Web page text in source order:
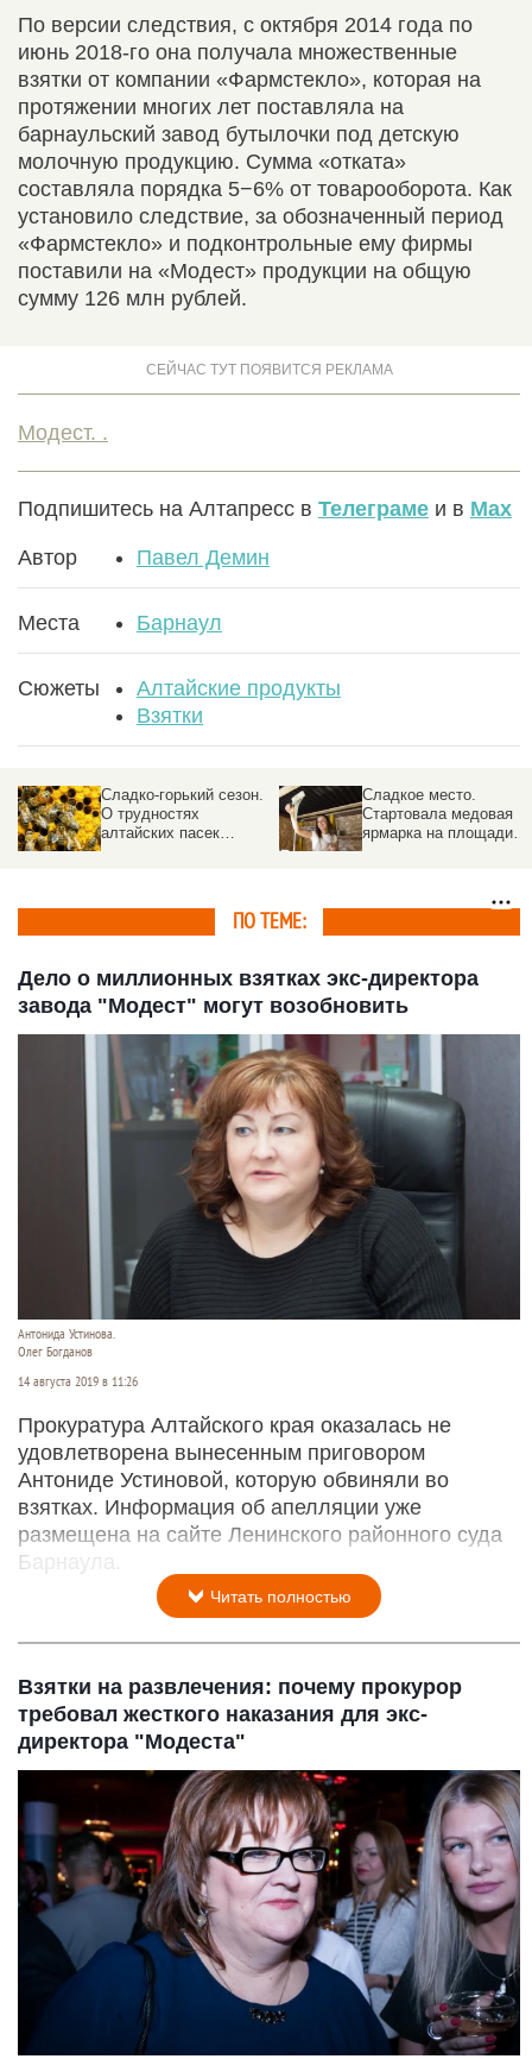
По версии следствия, с октября 2014 года по
июнь 2018-го она получала множественные
взятки от компании «Фармстекло», которая на
протяжении многих лет поставляла на
барнаульский завод бутылочки под детскую
молочную продукцию. Сумма «отката»
составляла порядка 5−6% от товарооборота. Как
установило следствие, за обозначенный период
«Фармстекло» и подконтрольные ему фирмы
поставили на «Модест» продукции на общую
сумму 126 млн рублей.
Модест. .
Подпишитесь на Алтапресс в Телеграме и в Max
Автор Павел Демин
Места Барнаул
Сюжеты
Алтайские продукты
Взятки
Сладко-горький сезон.
О трудностях
алтайских пасек
Сладкое место.
Стартовала медовая
ярмарка на площади
ПО ТЕМЕ:
Дело о миллионных взятках экс-директора
завода "Модест" могут возобновить
Антонида Устинова.
Олег Богданов
14 августа 2019 в 11:26
Прокуратура Алтайского края оказалась не
удовлетворена вынесенным приговором
Антониде Устиновой, которую обвиняли во
взятках. Информация об апелляции уже
размещена на сайте Ленинского районного суда
Барнаула.
Читать полностью
Взятки на развлечения: почему прокурор
требовал жесткого наказания для экс-
директора "Модеста"